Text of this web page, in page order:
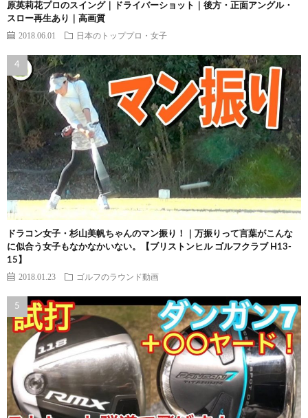
原英莉花プロのスイング｜ドライバーショット｜後方・正面アングル・
スロー再生あり｜高画質
2018.06.01 日本のトッププロ・女子
ドラコン女子・杉山美帆ちゃんのマン振り！｜万振りって言葉がこんな
に似合う女子もなかなかいない。【ブリストンヒル ゴルフクラブ H13-
15】
2018.01.23 ゴルフのラウンド動画